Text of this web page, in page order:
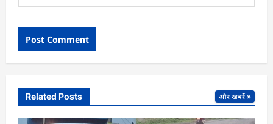
Related Posts और खबरें »